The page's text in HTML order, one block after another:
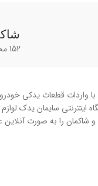
152 محصول
سایمان یدک در سال 1389 با واردات قطعات
اینترنتی سایمان یدک
و شاکمان را به صورت